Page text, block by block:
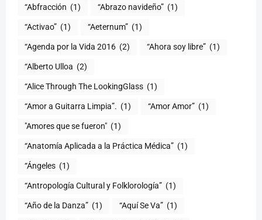
“Abfracción (1) “Abrazo navideño” (1)
“Activao” (1) “Aeternum” (1)
“Agenda por la Vida 2016 (2) “Ahora soy libre” (1)
“Alberto Ulloa (2)
“Alice Through The LookingGlass (1)
“Amor a Guitarra Limpia”. (1) “Amor Amor” (1)
"Amores que se fueron" (1)
“Anatomía Aplicada a la Práctica Médica” (1)
“Ángeles (1)
“Antropología Cultural y Folklorología” (1)
“Año de la Danza” (1) “Aquí Se Va” (1)